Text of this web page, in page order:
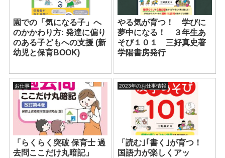
園での「気になる子」へ
のかかわり方: 発達に偏り
のある子どもへの支援 (新
幼児と保育BOOK)
やる気が育つ！ 学びに
夢中になる！ ３年生あ
そび１０１ 三好真史著
学陽書房発行
お仕事
「らくらく突破 保育士 過
去問ここだけ丸暗記」
2023年のお仕事情報
「読む｣｢書く｣が育つ！
国語力が楽しくアッ